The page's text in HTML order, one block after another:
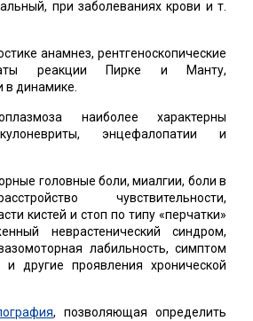
при заболеваниях крови и т.
анамнез, рентгеноскопические
реакции Пирке и Манту,
в динамике.
наиболее характерны
энцефалопатии и
головные боли, миалгии, боли в
чувствительности,
кистей и стоп по типу «перчатки»
неврастенический синдром,
лабильность, симптом
другие проявления хронической
, позволяющая определить